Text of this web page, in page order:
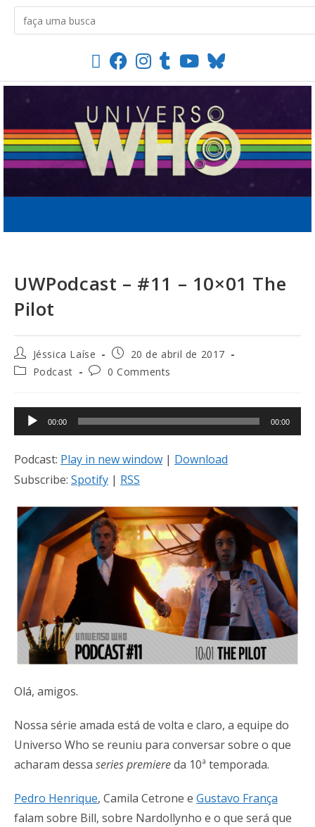
UWPodcast – #11 – 10×01 The
Pilot
Jéssica Laíse
20 de abril de 2017
Podcast
0 Comments
00:00 00:00
Podcast: Play in new window | Download
Subscribe: Spotify | RSS
Olá, amigos.
Nossa série amada está de volta e claro, a equipe do
Universo Who se reuniu para conversar sobre o que
acharam dessa series premiereda 10ª temporada.
Pedro Henrique, Camila Cetrone e Gustavo França
falam sobre Bill, sobre Nardollynho e o que será que